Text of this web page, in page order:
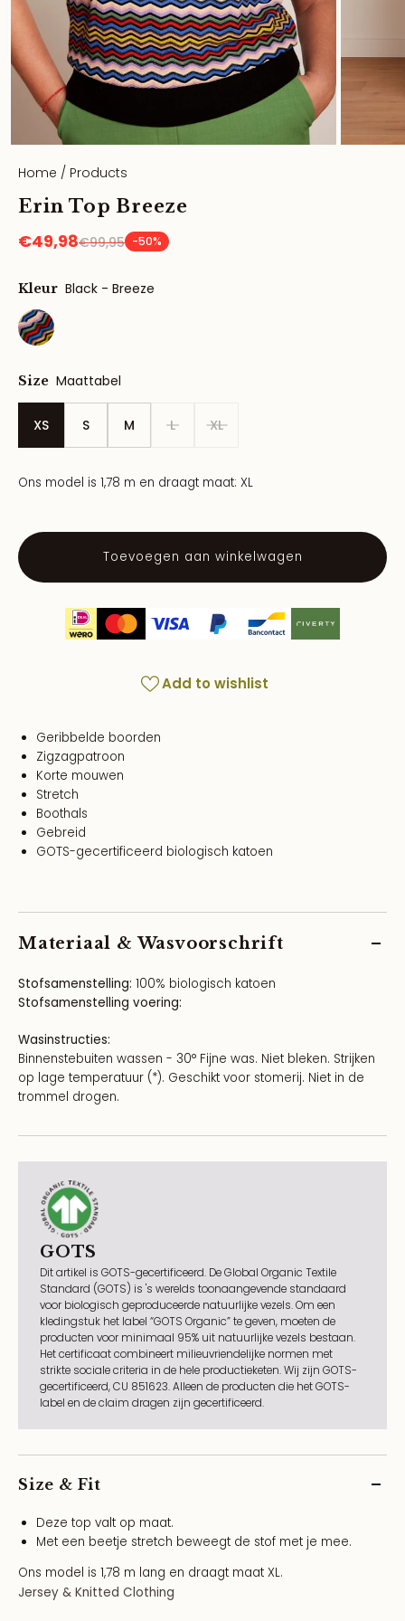
Home / Products
Erin Top Breeze
€49,98€99,95 -50%
Kleur Black - Breeze
Size Maattabel
XS S M L XL
Ons model is 1,78 m en draagt maat: XL
Toevoegen aan winkelwagen
Add to wishlist
Geribbelde boorden
Zigzagpatroon
Korte mouwen
Stretch
Boothals
Gebreid
GOTS-gecertificeerd biologisch katoen
Materiaal & Wasvoorschrift
Stofsamenstelling: 100% biologisch katoen
Stofsamenstelling voering:
Wasinstructies:
Binnenstebuiten wassen - 30° Fijne was. Niet bleken. Strijken
op lage temperatuur (*). Geschikt voor stomerij. Niet in de
trommel drogen.
GOTS
Dit artikel is GOTS-gecertificeerd. De Global Organic Textile
Standard (GOTS) is 's werelds toonaangevende standaard
voor biologisch geproduceerde natuurlijke vezels. Om een
kledingstuk het label “GOTS Organic” te geven, moeten de
producten voor minimaal 95% uit natuurlijke vezels bestaan.
Het certificaat combineert milieuvriendelijke normen met
strikte sociale criteria in de hele productieketen. Wij zijn GOTS-
gecertificeerd, CU 851623. Alleen de producten die het GOTS-
label en de claim dragen zijn gecertificeerd.
Size & Fit
Deze top valt op maat.
Met een beetje stretch beweegt de stof met je mee.
Ons model is 1,78 m lang en draagt maat XL.
Jersey & Knitted Clothing